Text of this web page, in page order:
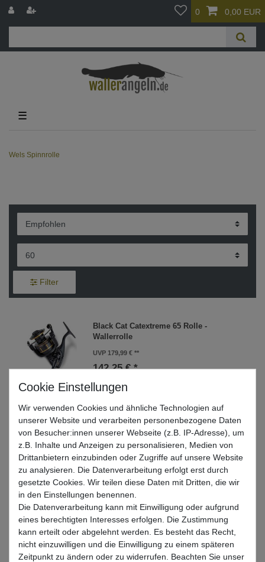
0 0,00 EUR
☰
Wels Spinnrolle
Filter
Black Cat Catextreme 65 Rolle -
Wallerrolle
UVP 179,99 €
142,25 € *
Black Cat Catextreme 55 Rolle -
Wallerrolle
UVP 179,99 €
142,25 € *
In den Warenkorb
Uni Cat X-Drag V-Shot 6000 - Angelrolle
Wir verwenden Cookies und ähnliche Technologien auf
unserer Website und verarbeiten personenbezogene Daten
von Besucher:innen unserer Webseite (z.B. IP-Adresse), um
z.B. Inhalte und Anzeigen zu personalisieren, Medien von
Drittanbietern einzubinden oder Zugriffe auf unsere Website
zu analysieren. Die Datenverarbeitung erfolgt erst durch
gesetzte Cookies. Wir teilen diese Daten mit Dritten, die wir
in den Einstellungen benennen.
Die Datenverarbeitung kann mit Einwilligung oder aufgrund
eines berechtigten Interesses erfolgen. Die Zustimmung
kann erteilt oder abgelehnt werden. Es besteht das Recht,
nicht einzuwilligen und die Einwilligung zu einem späteren
Zeitpunkt zu ändern oder zu widerrufen. Beachten Sie unser